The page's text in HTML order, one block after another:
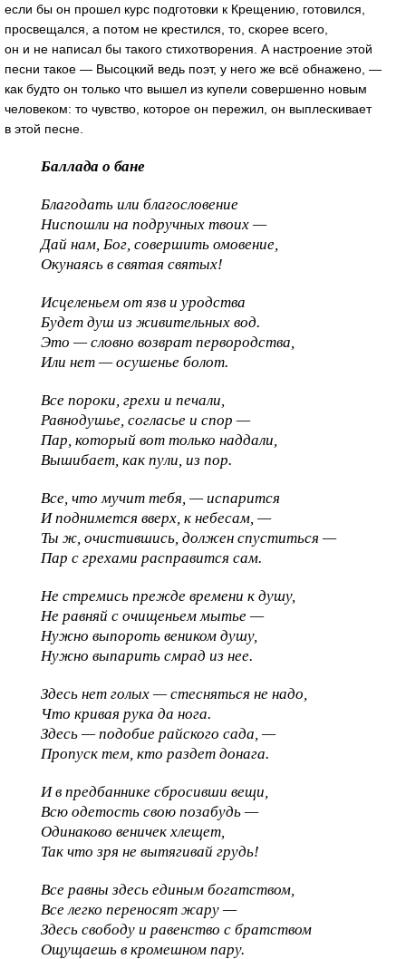
если бы он прошел курс подготовки к Крещению, готовился,
просвещался, а потом не крестился, то, скорее всего,
он и не написал бы такого стихотворения. А настроение этой
песни такое — Высоцкий ведь поэт, у него же всё обнажено, —
как будто он только что вышел из купели совершенно новым
человеком: то чувство, которое он пережил, он выплескивает
в этой песне.
Баллада о бане
Благодать или благословение
Ниспошли на подручных твоих —
Дай нам, Бог, совершить омовение,
Окунаясь в святая святых!
Исцеленьем от язв и уродства
Будет душ из живительных вод.
Это — словно возврат первородства,
Или нет — осушенье болот.
Все пороки, грехи и печали,
Равнодушье, согласье и спор —
Пар, который вот только наддали,
Вышибает, как пули, из пор.
Все, что мучит тебя, — испарится
И поднимется вверх, к небесам, —
Ты ж, очистившись, должен спуститься —
Пар с грехами расправится сам.
Не стремись прежде времени к душу,
Не равняй с очищеньем мытье —
Нужно выпороть веником душу,
Нужно выпарить смрад из нее.
Здесь нет голых — стесняться не надо,
Что кривая рука да нога.
Здесь — подобие райского сада, —
Пропуск тем, кто раздет донага.
И в предбаннике сбросивши вещи,
Всю одетость свою позабудь —
Одинаково веничек хлещет,
Так что зря не вытягивай грудь!
Все равны здесь единым богатством,
Все легко переносят жару —
Здесь свободу и равенство с братством
Ощущаешь в кромешном пару.